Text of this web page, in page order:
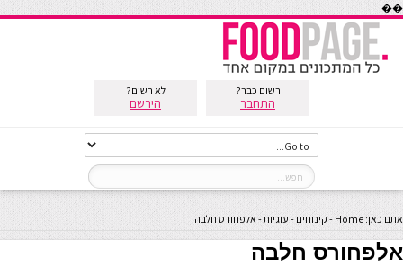
��
רשום כבר?
התחבר
לא רשום?
הירשם
אתם כאן: Home
-קינוחים - עוגיות- אלפחורס חלבה
אלפחורס חלבה